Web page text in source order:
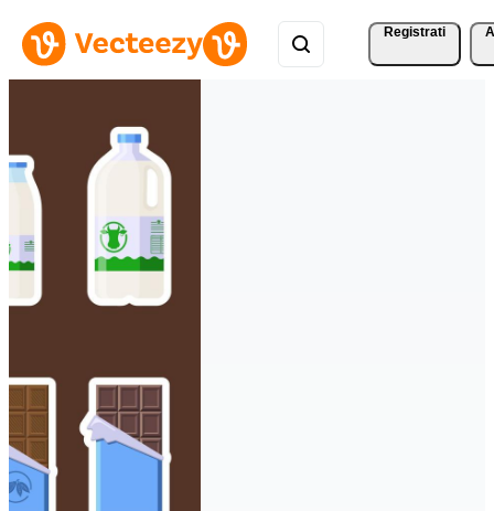
Registrati